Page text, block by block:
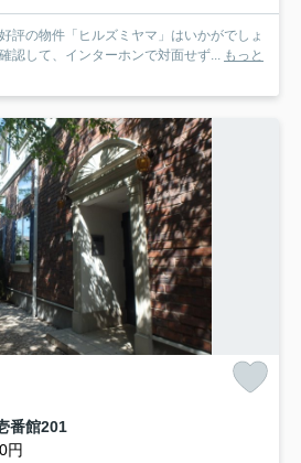
評の物件「ヒルズミヤマ」はいかがでしょ
認して、インターホンで対面せず... もっと
番館201
円